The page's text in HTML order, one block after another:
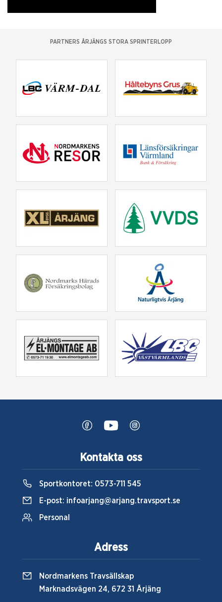
PARTNERS ÅRJÄNGS STORA SPRINTERLOPP
Kontakta oss
Sportkontoret: 0573-711 545
E-post: infoarjang@arjang.travsport.se
Personal
Adress
Nordmarkens Travsällskap
Marknadsvägen 24, 672 31 Årjäng